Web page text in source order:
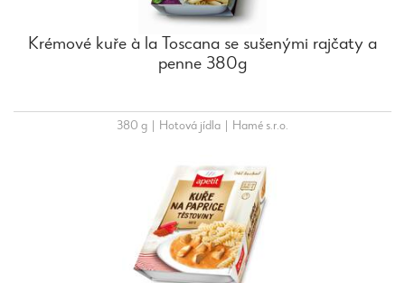
Krémové kuře à la Toscana se sušenými rajčaty a
penne 380g
380 g Hotová jídla Hamé s.r.o.